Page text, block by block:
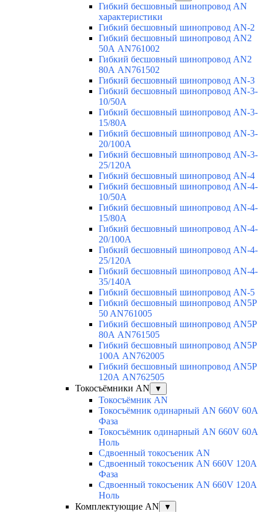
Гибкий бесшовный шинопровод AN
характеристики
Гибкий бесшовный шинопровод AN-2
Гибкий бесшовный шинопровод AN2
50А AN761002
Гибкий бесшовный шинопровод AN2
80А AN761502
Гибкий бесшовный шинопровод AN-3
Гибкий бесшовный шинопровод AN-3-
10/50A
Гибкий бесшовный шинопровод AN-3-
15/80A
Гибкий бесшовный шинопровод AN-3-
20/100A
Гибкий бесшовный шинопровод AN-3-
25/120A
Гибкий бесшовный шинопровод AN-4
Гибкий бесшовный шинопровод AN-4-
10/50A
Гибкий бесшовный шинопровод AN-4-
15/80A
Гибкий бесшовный шинопровод AN-4-
20/100A
Гибкий бесшовный шинопровод AN-4-
25/120A
Гибкий бесшовный шинопровод AN-4-
35/140A
Гибкий бесшовный шинопровод AN-5
Гибкий бесшовный шинопровод AN5P
50 AN761005
Гибкий бесшовный шинопровод AN5P
80А AN761505
Гибкий бесшовный шинопровод AN5P
100А AN762005
Гибкий бесшовный шинопровод AN5P
120А AN762505
Токосъёмники AN
▼
Токосъёмник AN
Токосъёмник одинарный AN 660V 60A
Фаза
Токосъёмник одинарный AN 660V 60A
Ноль
Сдвоенный токосъеник AN
Сдвоенный токосъеник AN 660V 120A
Фаза
Сдвоенный токосъеник AN 660V 120A
Ноль
Комплектующие AN
▼